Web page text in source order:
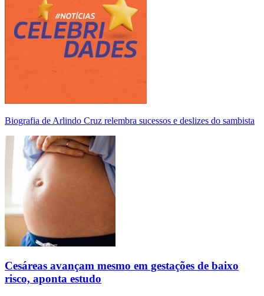
Biografia de Arlindo Cruz relembra sucessos e deslizes do sambista
Cesáreas avançam mesmo em gestações de baixo
risco, aponta estudo